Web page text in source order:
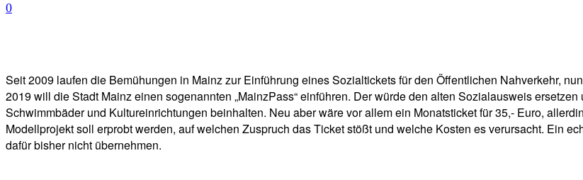
0
Seit 2009 laufen die Bemühungen in Mainz zur Einführung eines Sozialtickets für den Öffentlichen Nahverkehr,
2019 will die Stadt Mainz einen sogenannten „MainzPass“ einführen. Der würde den alten Sozialausweis
Schwimmbäder und Kultureinrichtungen beinhalten. Neu aber wäre vor allem ein Monatsticket für 35,- Euro,
Modellprojekt soll erprobt werden, auf welchen Zuspruch das Ticket stößt und welche Kosten es verursacht. Ein
dafür bisher nicht übernehmen.